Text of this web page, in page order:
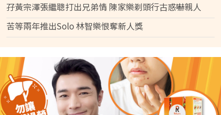
孖黃宗澤張繼聰打出兄弟情 陳家樂剃頭行古惑嚇親人
苦等兩年推出Solo 林智樂恨奪新人獎